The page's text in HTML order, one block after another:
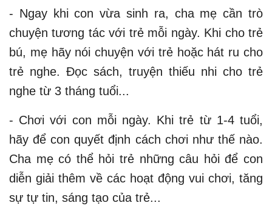
- Ngay khi con vừa sinh ra, cha mẹ cần trò
chuyện tương tác với trẻ mỗi ngày. Khi cho trẻ
bú, mẹ hãy nói chuyện với trẻ hoặc hát ru cho
trẻ nghe. Đọc sách, truyện thiếu nhi cho trẻ
nghe từ 3 tháng tuổi...
- Chơi với con mỗi ngày. Khi trẻ từ 1-4 tuổi,
hãy để con quyết định cách chơi như thế nào.
Cha mẹ có thể hỏi trẻ những câu hỏi để con
diễn giải thêm về các hoạt động vui chơi, tăng
sự tự tin, sáng tạo của trẻ...